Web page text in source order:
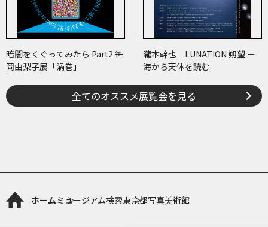
暗闇をくぐってみたら Part2 笹
岡由梨子展「渦巻」
瀧本幹也 LUNATION 朔望 －
海から天体を読む
全てのオススメ展覧会を見る
ホームミュージアム検索東京都写真美術館